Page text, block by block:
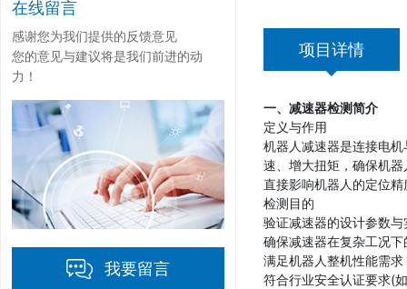
在线留言
感谢您为我们提供的反馈意见
您的意见与建议将是我们前进的动
力！
我要留言
项目详情
一、减速器检测简介
定义与作用
机器人减速器是连接电
速、增大扭矩，确保机
直接影响机器人的定位
检测目的
验证减速器的设计参数
确保减速器在复杂工况
满足机器人整机性能需
符合行业安全认证要求(